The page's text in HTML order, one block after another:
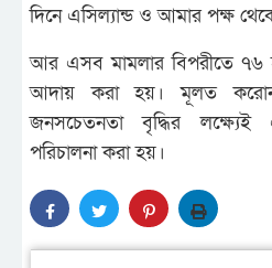
দিনে এসিল্যান্ড ও আমার পক্ষ
আর এসব মামলার বিপরীতে ৭৬
আদায় করা হয়। মূলত
জনসচেতনতা বৃদ্ধির
পরিচালনা করা হয়।